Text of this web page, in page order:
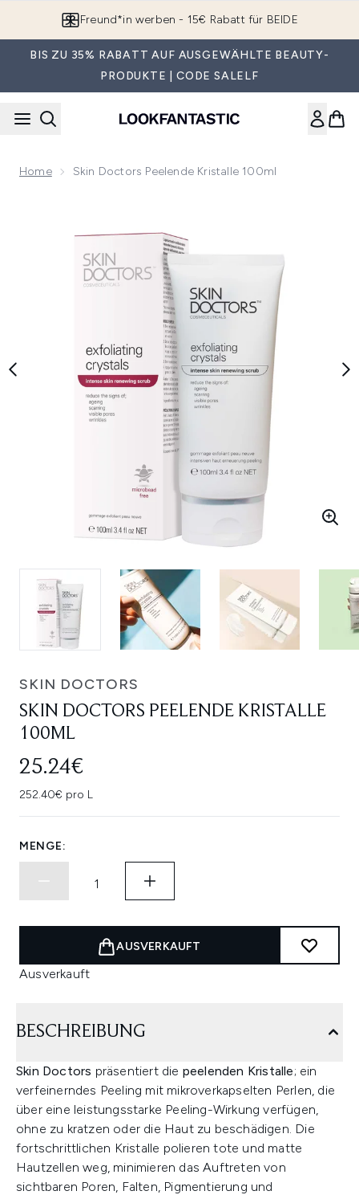
Freund*in werben - 15€ Rabatt für BEIDE
BIS ZU 35% RABATT AUF AUSGEWÄHLTE BEAUTY-
PRODUKTE | CODE SALELF
Home Skin Doctors Peelende Kristalle 100ml
SKIN DOCTORS
SKIN DOCTORS PEELENDE KRISTALLE
100ML
25.24€
252.40€ pro L
MENGE:
AUSVERKAUFT
Ausverkauft
BESCHREIBUNG
Skin Doctors präsentiert die peelenden Kristalle; ein
verfeinerndes Peeling mit mikroverkapselten Perlen, die
über eine leistungsstarke Peeling-Wirkung verfügen,
ohne zu kratzen oder die Haut zu beschädigen. Die
fortschrittlichen Kristalle polieren tote und matte
Hautzellen weg, minimieren das Auftreten von
sichtbaren Poren, Falten, Pigmentierung und